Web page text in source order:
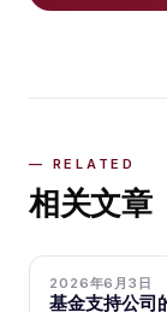
相关文章
2026年6月3日
基金支持公司